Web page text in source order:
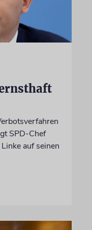
SPD-Chef
auf seinen